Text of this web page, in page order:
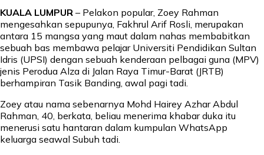
KUALA LUMPUR – Pelakon popular, Zoey Rahman
mengesahkan sepupunya, Fakhrul Arif Rosli, merupakan
antara 15 mangsa yang maut dalam nahas membabitkan
sebuah bas membawa pelajar Universiti Pendidikan Sultan
Idris (UPSI) dengan sebuah kenderaan pelbagai guna (MPV)
jenis Perodua Alza di Jalan Raya Timur-Barat (JRTB)
berhampiran Tasik Banding, awal pagi tadi.
Zoey atau nama sebenarnya Mohd Hairey Azhar Abdul
Rahman, 40, berkata, beliau menerima khabar duka itu
menerusi satu hantaran dalam kumpulan WhatsApp
keluarga seawal Subuh tadi.